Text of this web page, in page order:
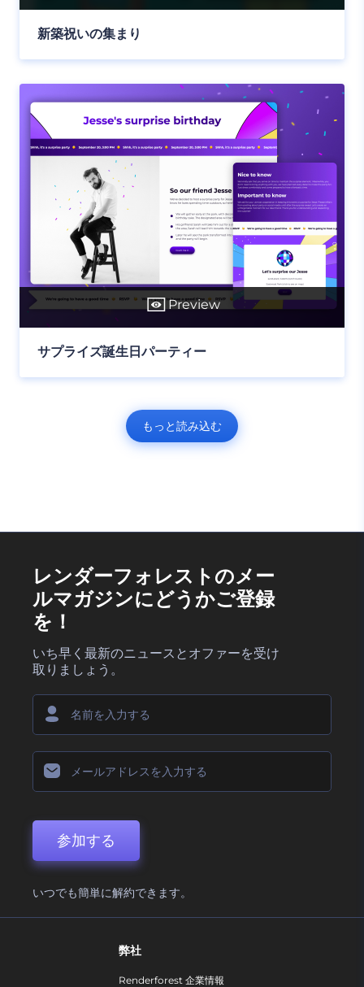
新築祝いの集まり
Preview
サプライズ誕生日パーティー
もっと読み込む
レンダーフォレストのメー
ルマガジンにどうかご登録
を！
いち早く最新のニュースとオファーを受け
取りましょう。
参加する
いつでも簡単に解約できます。
弊社
Renderforest 企業情報